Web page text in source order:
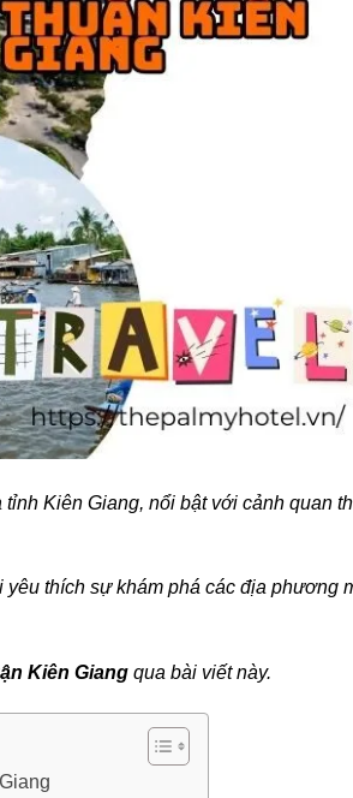
Kiên Giang, nổi bật với cảnh quan
thích sự khám phá các địa phương
Kiên Giang qua bài viết này.